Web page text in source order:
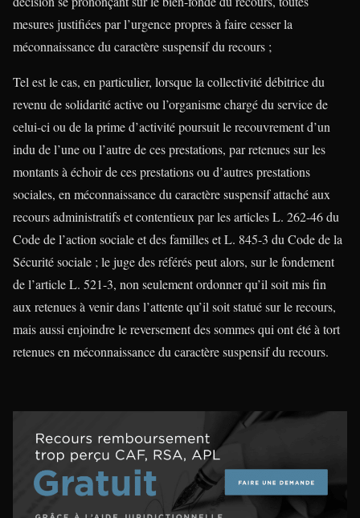
mesures justifiées par l’urgence propres à faire cesser la
méconnaissance du caractère suspensif du recours ;
Tel est le cas, en particulier, lorsque la collectivité débitrice du
revenu de solidarité active ou l’organisme chargé du service de
celui-ci ou de la prime d’activité poursuit le recouvrement d’un
indu de l’une ou l’autre de ces prestations, par retenues sur les
montants à échoir de ces prestations ou d’autres prestations
sociales, en méconnaissance du caractère suspensif attaché aux
recours administratifs et contentieux par les articles L. 262-46 du
Code de l’action sociale et des familles et L. 845-3 du Code de la
Sécurité sociale ; le juge des référés peut alors, sur le fondement
de l’article L. 521-3, non seulement ordonner qu’il soit mis fin
aux retenues à venir dans l’attente qu’il soit statué sur le recours,
mais aussi enjoindre le reversement des sommes qui ont été à tort
retenues en méconnaissance du caractère suspensif du recours.